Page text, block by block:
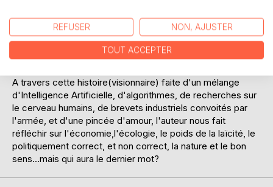
à l'imagination débordante.
Le projet d'une crèche aux 1000 enfants s'avère donc
réalisable, dans l'air du temps, et s'appuie sur le gigantisme
pour réduire les coûts et engranger les profits. Rien
A travers cette histoire(visionnaire) faite d'un mélange
d'Intelligence Artificielle, d'algorithmes, de recherches sur
le cerveau humains, de brevets industriels convoités par
l'armée, et d'une pincée d'amour, l'auteur nous fait
réfléchir sur l'économie,l'écologie, le poids de la laïcité, le
politiquement correct, et non correct, la nature et le bon
sens...mais qui aura le dernier mot?
REFUSER NON, AJUSTER
TOUT ACCEPTER